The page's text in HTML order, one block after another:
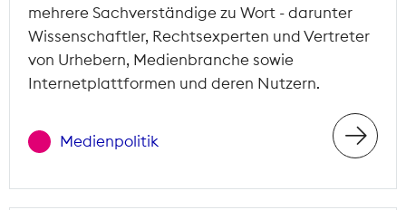
mehrere Sachverständige zu Wort - darunter
Wissenschaftler, Rechtsexperten und Vertreter
von Urhebern, Medienbranche sowie
Internetplattformen und deren Nutzern.
Medienpolitik